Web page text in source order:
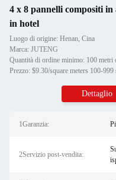
4 x 8 pannelli compositi
in hotel
Luogo di origine: Henan, Cina
Marca: JUTENG
Quantità di ordine minimo: 100 metri
Prezzo: $9.30/square meters 100-999
Dettaglio
1Garanzia:
2Servizio post-vendita: